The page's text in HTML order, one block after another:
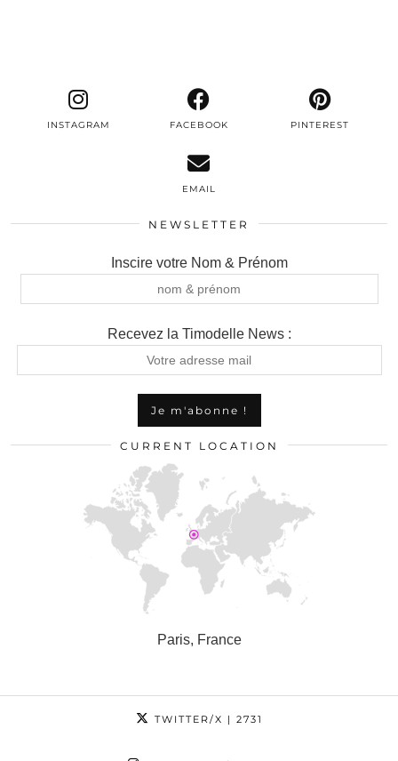
INSTAGRAM FACEBOOK PINTEREST
EMAIL
NEWSLETTER
Inscire votre Nom & Prénom
Recevez la Timodelle News :
CURRENT LOCATION
Paris, France
TWITTER/X | 2731